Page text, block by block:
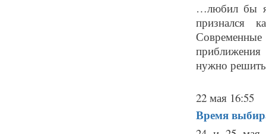
…любил бы
признался
нужно
22 мая 16:55
Время